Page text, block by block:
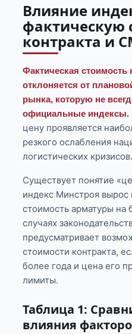
Влияние
фактическую
контракта и
Фактическая стоимость
отклоняется от
рынка, которую не
официальные индексы.
цену проявляется
резкого ослабления
логистических кризисов.
Существует понятие
индекс Минстроя вырос
стоимость арматуры
случаях
предусматривает
стоимости контракта,
более года и цена его
лимиты.
Таблица 1:
влияния